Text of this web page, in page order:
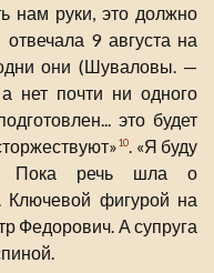
нам руки, это должно
9 августа на
они (Шуваловы. —
нет почти ни одного
это будет
10
. «Я буду
Пока речь шла о
Ключевой фигурой на
Федорович. А супруга